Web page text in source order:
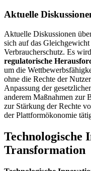
Aktuelle
Aktuelle Diskussionen
sich auf das
Verbraucherschutz. Es
regulatorische
um die
ohne die Rechte der
Anpassung der
anderem Maßnahmen zur
zur Stärkung der Rechte
der Plattformökonomie
Technologische
Transformation